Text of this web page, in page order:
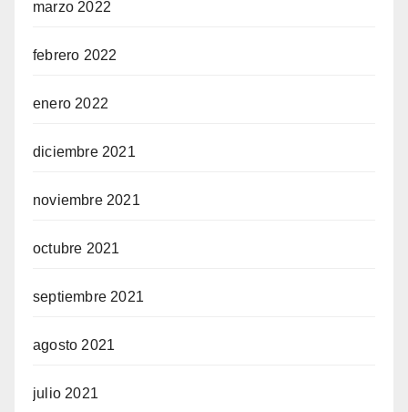
marzo 2022
febrero 2022
enero 2022
diciembre 2021
noviembre 2021
octubre 2021
septiembre 2021
agosto 2021
julio 2021